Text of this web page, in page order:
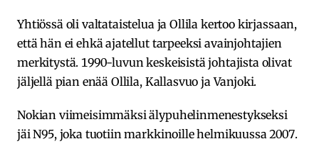
Yhtiössä oli valtataistelua ja Ollila kertoo kirjassaan,
että hän ei ehkä ajatellut tarpeeksi avainjohtajien
merkitystä. 1990-luvun keskeisistä johtajista olivat
jäljellä pian enää Ollila, Kallasvuo ja Vanjoki.
Nokian viimeisimmäksi älypuhelinmenestykseksi
jäi N95, joka tuotiin markkinoille helmikuussa 2007.